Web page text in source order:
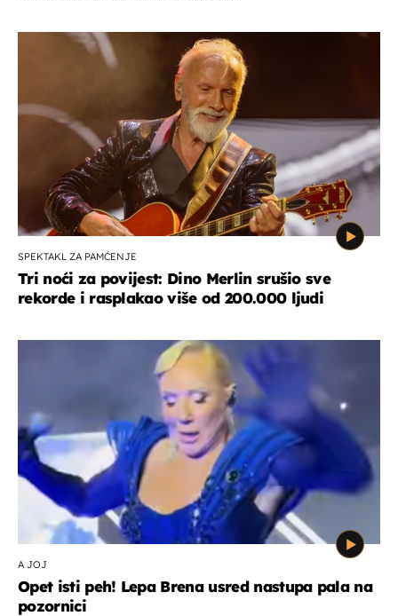
SPEKTAKL ZA PAMĆENJE
Tri noći za povijest: Dino Merlin srušio sve
rekorde i rasplakao više od 200.000 ljudi
A JOJ
Opet isti peh! Lepa Brena usred nastupa pala na
pozornici